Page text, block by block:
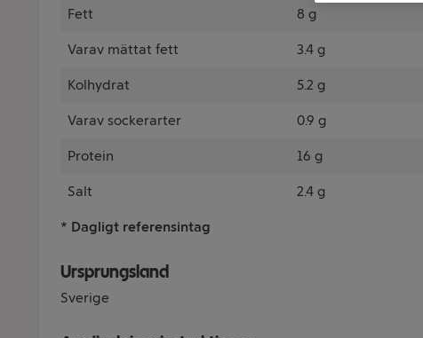
Fett 8 g
Varav mättat fett 3.4 g
Kolhydrat 5.2 g
Varav sockerarter 0.9 g
Protein 16 g
Salt 2.4 g
* Dagligt referensintag
Ursprungsland
Sverige